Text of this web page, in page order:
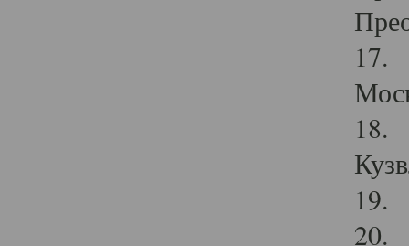
17.
18.
19.
20.